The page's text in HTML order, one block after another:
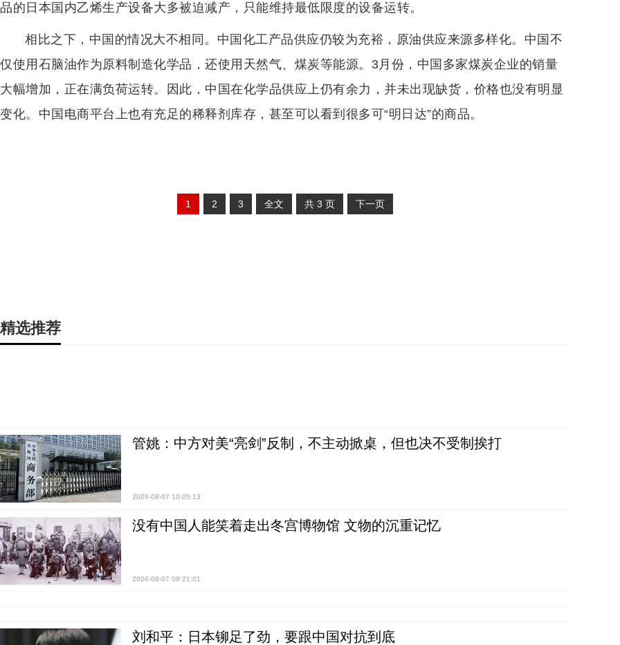
品的日本国内乙烯生产设备大多被迫减产，只能维持最低限度的设备运转。
相比之下，中国的情况大不相同。中国化工产品供应仍较为充裕，原油供应来源多样化。中国不
仅使用石脑油作为原料制造化学品，还使用天然气、煤炭等能源。3月份，中国多家煤炭企业的销量
大幅增加，正在满负荷运转。因此，中国在化学品供应上仍有余力，并未出现缺货，价格也没有明显
变化。中国电商平台上也有充足的稀释剂库存，甚至可以看到很多可“明日达”的商品。
1 2 3 全文 共 3 页 下一页
精选推荐
管姚：中方对美“亮剑”反制，不主动掀桌，但也决不受制挨打
2026-08-07 10:05:13
没有中国人能笑着走出冬宫博物馆 文物的沉重记忆
2026-08-07 09:21:01
刘和平：日本铆足了劲，要跟中国对抗到底